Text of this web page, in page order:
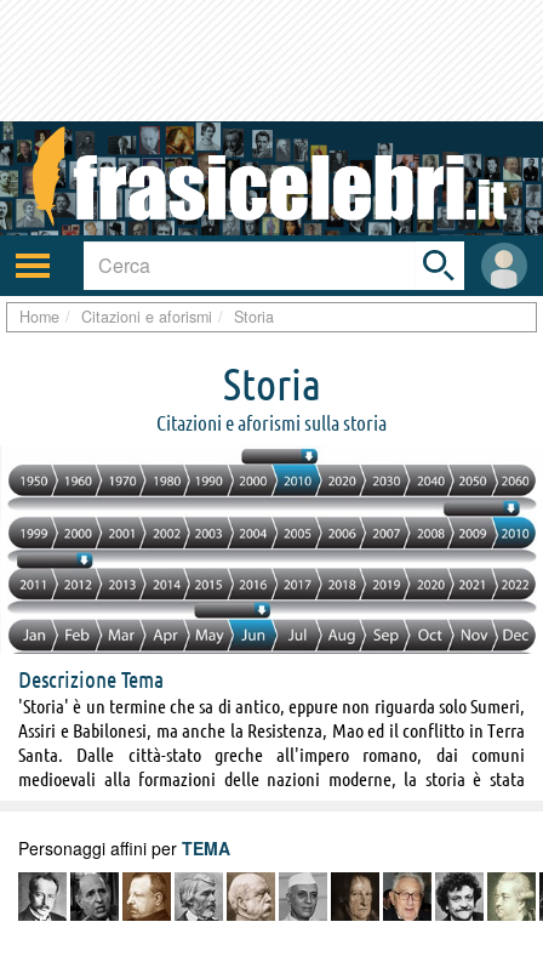
Attiva/disattiva
navigazione
User
area
Toggle
search
bar
Home Citazioni e aforismi Storia
Storia
Citazioni e aforismi sulla storia
Descrizione Tema
'Storia' è un termine che sa di antico, eppure non riguarda solo Sumeri,
Assiri e Babilonesi, ma anche la Resistenza, Mao ed il conflitto in Terra
Santa. Dalle città-stato greche all'impero romano, dai comuni
medioevali alla formazioni delle nazioni moderne, la storia è stata
grandi uomini la fiamma della genialità, in altri quella dell’odio; ha
osservato l’uomo spingersi oltre ogni limite spinto dalla curiosità e dalla
sete di conoscenza, ha chiuso gli occhi sui troppi eccidi e sullo sterminio
di intere popolazioni, ha incoronato innumerevoli capi, re, dittatori e
Personaggi affini per TEMA